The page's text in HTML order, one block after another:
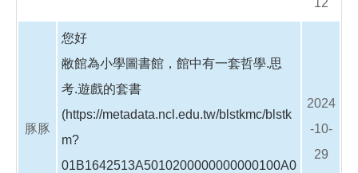
12
豚豚
您好
敝館為小學圖書館，館中有一套哲學.思
考.遊戲的套書
(https://metadata.ncl.edu.tw/blstkmc/blstk
m?
01B1642513A5010200000000000100A0
2024
-10-
29